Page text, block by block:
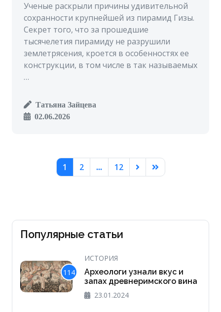
Ученые раскрыли причины удивительной
сохранности крупнейшей из пирамид Гизы.
Секрет того, что за прошедшие
тысячелетия пирамиду не разрушили
землетрясения, кроется в особенностях ее
конструкции, в том числе в так называемых
…
Татьяна Зайцева
02.06.2026
1 2 ... 12
Популярные статьи
114
ИСТОРИЯ
Археологи узнали вкус и
запах древнеримского вина
23.01.2024